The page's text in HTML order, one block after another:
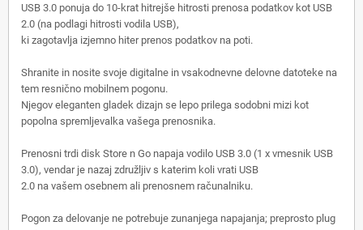
USB 3.0 ponuja do 10-krat hitrejše hitrosti prenosa podatkov kot USB
2.0 (na podlagi hitrosti vodila USB),
ki zagotavlja izjemno hiter prenos podatkov na poti.
Shranite in nosite svoje digitalne in vsakodnevne delovne datoteke na
tem resnično mobilnem pogonu.
Njegov eleganten gladek dizajn se lepo prilega sodobni mizi kot
popolna spremljevalka vašega prenosnika.
Prenosni trdi disk Store n Go napaja vodilo USB 3.0 (1 x vmesnik USB
3.0), vendar je nazaj združljiv s katerim koli vrati USB
2.0 na vašem osebnem ali prenosnem računalniku.
Pogon za delovanje ne potrebuje zunanjega napajanja; preprosto plug